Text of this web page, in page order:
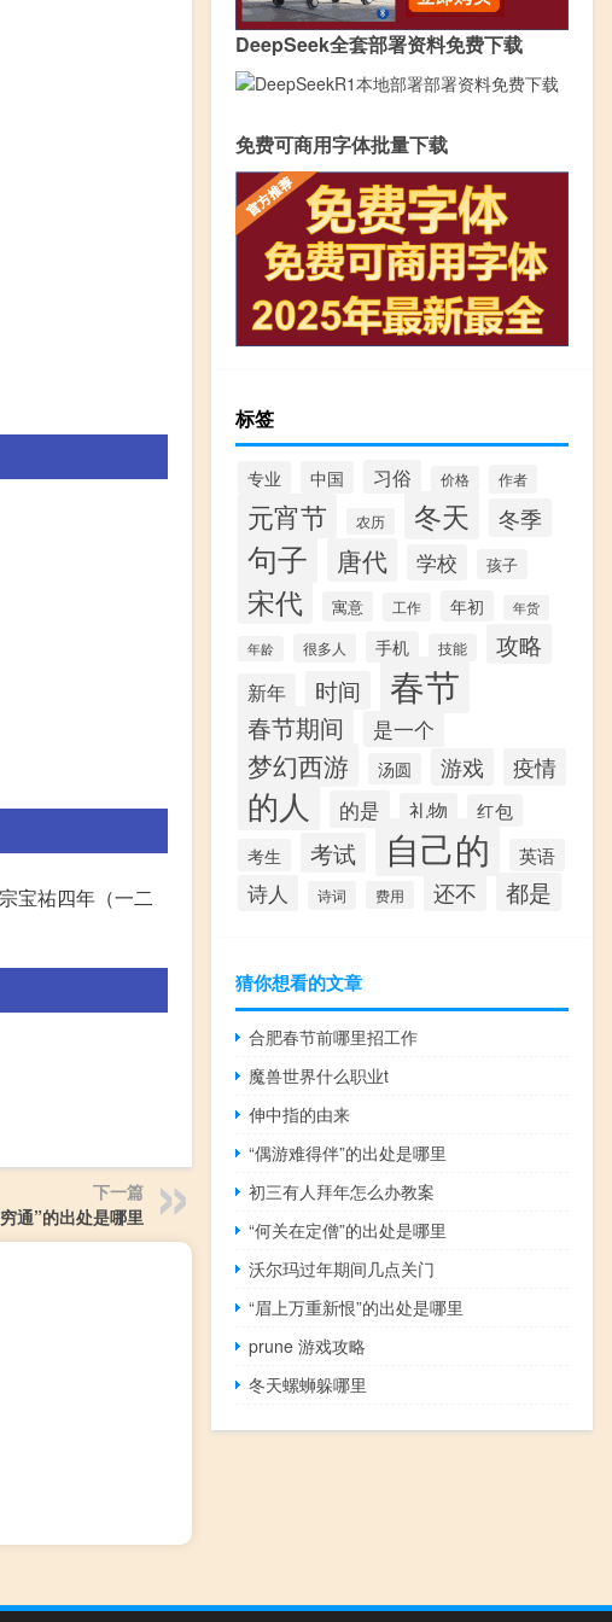
宝祐四年（一二
下一篇
通”的出处是哪里
DeepSeek全套部署资料免费下载
免费可商用字体批量下载
标签
专业 中国 习俗 价格 作者
元宵节 农历 冬天 冬季
句子 唐代 学校 孩子
宋代 寓意 工作 年初 年货
年龄 很多人 手机 技能 攻略
新年 时间 春节
春节期间 是一个
梦幻西游 汤圆 游戏 疫情
的人 的是 礼物
红包
考生
考试 自己的 英语
诗人 诗词 费用 还不 都是
猜你想看的文章
合肥春节前哪里招工作
魔兽世界什么职业t
伸中指的由来
“偶游难得伴”的出处是哪里
初三有人拜年怎么办教案
“何关在定僧”的出处是哪里
沃尔玛过年期间几点关门
“眉上万重新恨”的出处是哪里
prune 游戏攻略
冬天螺蛳躲哪里